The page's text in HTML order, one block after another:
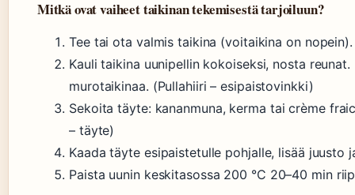
Mitkä ovat vaiheet taikinan tekemisestä tarjoiluun?
Tee tai ota valmis taikina (voitaikina on
Kauli taikina uunipellin kokoiseksi, nosta
murotaikinaa. (Pullahiiri – esipaistovinkki)
Sekoita täyte: kananmuna, kerma tai crème
– täyte)
Kaada täyte esipaistetulle pohjalle, lisää juusto
Paista uunin keskitasossa 200 °C 20–40 min